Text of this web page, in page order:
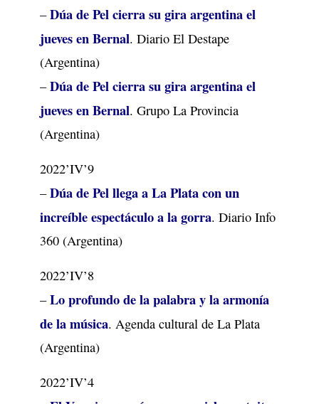
–Dúa de Pel cierra su gira argentina el
jueves en Bernal. Diario El Destape
(Argentina)
–Dúa de Pel cierra su gira argentina el
jueves en Bernal. Grupo La Provincia
(Argentina)
2022’IV’9
–Dúa de Pel llega a La Plata con un
increíble espectáculo a la gorra. Diario Info
360 (Argentina)
2022’IV’8
–Lo profundo de la palabra y la armonía
de la música. Agenda cultural de La Plata
(Argentina)
2022’IV’4